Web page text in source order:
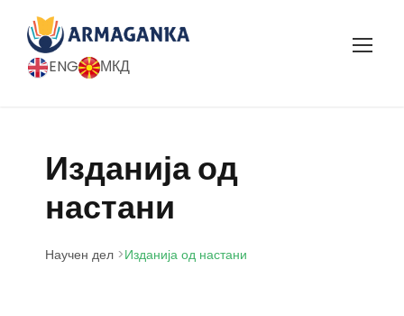
ENG МКД
Изданија од
настани
Научен дел >Изданија од настани